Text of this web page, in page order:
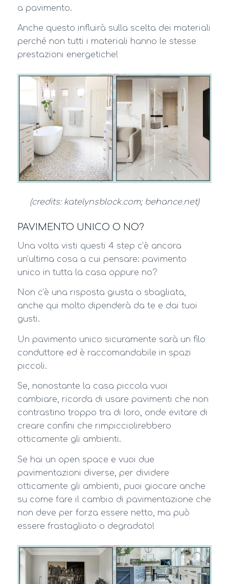
a pavimento.
Anche questo influirà sulla scelta dei materiali
perché non tutti i materiali hanno le stesse
prestazioni energetiche!
(credits: katelynsblock.com; behance.net)
PAVIMENTO UNICO O NO?
Una volta visti questi 4 step c’è ancora
un’ultima cosa a cui pensare: pavimento
unico in tutta la casa oppure no?
Non c’è una risposta giusta o sbagliata,
anche qui molto dipenderà da te e dai tuoi
gusti.
Un pavimento unico sicuramente sarà un filo
conduttore ed è raccomandabile in spazi
piccoli.
Se, nonostante la casa piccola vuoi
cambiare, ricorda di usare pavimenti che non
contrastino troppo tra di loro, onde evitare di
creare confini che rimpicciolirebbero
otticamente gli ambienti.
Se hai un open space e vuoi due
pavimentazioni diverse, per dividere
otticamente gli ambienti, puoi giocare anche
su come fare il cambio di pavimentazione che
non deve per forza essere netto, ma può
essere frastagliato o degradato!